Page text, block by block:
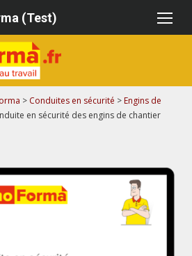
(Test)
> Conduites en sécurité > Engins de
en sécurité des engins de chantier